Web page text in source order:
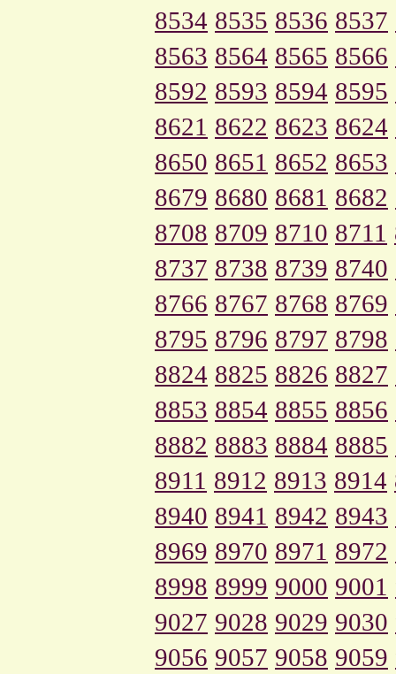
8534 8535 8536 8537
8563 8564 8565 8566
8592 8593 8594 8595
8621 8622 8623 8624
8650 8651 8652 8653
8679 8680 8681 8682
8708 8709 8710 8711
8737 8738 8739 8740
8766 8767 8768 8769
8795 8796 8797 8798
8824 8825 8826 8827
8853 8854 8855 8856
8882 8883 8884 8885
8911 8912 8913 8914
8940 8941 8942 8943
8969 8970 8971 8972
8998 8999 9000 9001
9027 9028 9029 9030
9056 9057 9058 9059